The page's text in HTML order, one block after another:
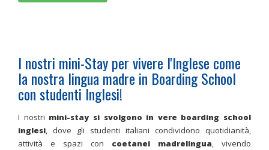
I nostri mini-Stay per vivere l'Inglese come
la nostra lingua madre in Boarding School
con studenti Inglesi!
I nostri mini-stay si svolgono in vere boarding school
inglesi, dove gli studenti italiani condividono quotidianità,
attività e spazi con coetanei madrelingua, vivendo